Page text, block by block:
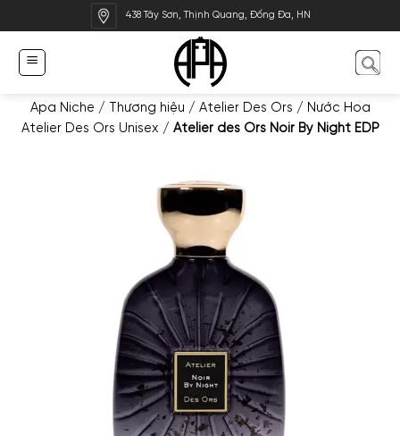
qua
dung
438 Tây Sơn, Thịnh Quang, Đống Đa, HN
Apa Niche / Thương hiệu / Atelier Des Ors / Nước Hoa
Atelier Des Ors Unisex / Atelier des Ors Noir By Night EDP